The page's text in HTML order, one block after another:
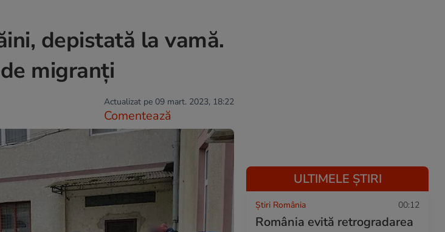
depistată la vamă.
migranți
Actualizat pe 09 mart. 2023, 18:22
Comentează
ULTIMELE ȘTIRI
Știri România 00:12
România evită retrogradarea